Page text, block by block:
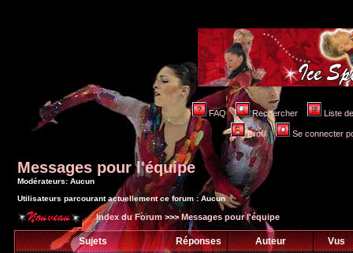
FAQ Rechercher Liste
Profil Se connecter
Messages pour l'équipe
Modérateurs: Aucun
Utilisateurs parcourant actuellement ce forum : Aucun
Index du Forum >>>Messages pour l'équipe
Sujets Réponses Auteur
Vus